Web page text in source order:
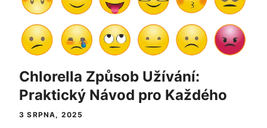
Chlorella Způsob Užívání:
Praktický Návod pro Každého
3 SRPNA, 2025